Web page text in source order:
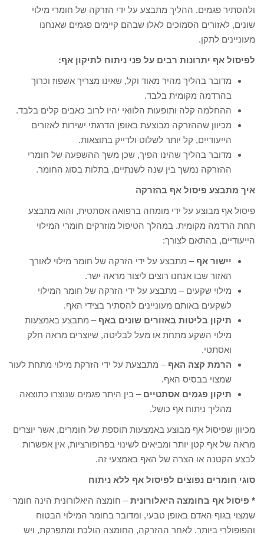
ולהסתיר פגמים. ההליך מתבצע על ידי הזרקה של חומרי מילוי
שונים, לאזורים הסמוכים לאלו שבהם קיימים פגמים שאנחנו
מעוניינים לתקן.
לפיסול אף יתרונות רבים על פני ניתוח לתיקון אף:
מדובר בהליך מהיר מאוד וקל, שאינו מצריך אשפוז וכרוך
בהרדמה מקומית בלבד.
ההחלמה קלה ותופעות הלוואי יהיו לרוב כאבים קלים בלבד.
מכיוון שההזרקה מבוצעת באופן הדרגתי ישירות לאזורים
הייעודיים, קל יותר לשלוט ולדייק בתוצאות.
מדובר בהליך שהינו הפיך, שכן משך ההשפעה של חומרי
ההזרקה נמשך בין שנה לשנתיים, בתלות בסוג החומר.
איך מתבצע פיסול אף בהזרקה
פיסול אף מבוצע על ידי מומחה ברפואה אסתטית, והוא מתבצע
תחת הרדמה מקומית. במהלך הטיפול מוזרקים חומרי המילוי
הייעודיים, בהתאם לצורך:
יישור אף – מתבצע על ידי הזרקה של חומר מילוי לאורך
האזור שבו אנחנו רוצים ליצור מראה ישר.
מילוי שקעים – מתבצע על ידי הזרקה של חומר המילוי
לשקעים באותם מעוניינים להסתיר בצידי האף.
תיקון בליטות באזורים שונים באף – מתבצע באמצעות
מילוי השקע מתחת או מעל לבליטה, שיוצרים מראה חלק
ואסתטי.
הרמת קצה האף – מתבצעת על ידי הזרקת מילוי מתחת לעור
שמצוי בבסיס האף.
תיקון פגמים אסתטיים – בין היתר פגמים שנוצרו כתוצאה
מהליך ניתוח אף כושל.
מכיוון שפיסול אף מבוצע באמצעות תוספת של חומרים, אשר יוצרים
מראה של אף קטן יותר ומביאים לשינוי בפרופורציות, אין אפשרות
לבצע הקטנה או הצרה של האף באמצעי זה.
סוגי חומרים נפוצים לפיסול אף ללא ניתוח
* פיסול אף בחומצה היאלורונית– חומצה היאלורונית הינה חומר
שמצוי בגוף האדם באופן טבעי, ומדובר בחומר המילוי הבטוח
והפופולרי ביותר. לאחר ההזרקה, החומצה הולכת ומתפרקת, ויש